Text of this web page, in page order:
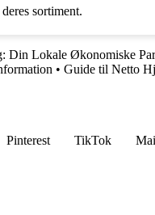
sortiment.
Din Lokale Økonomiske
• Guide til Netto
Pinterest TikTok